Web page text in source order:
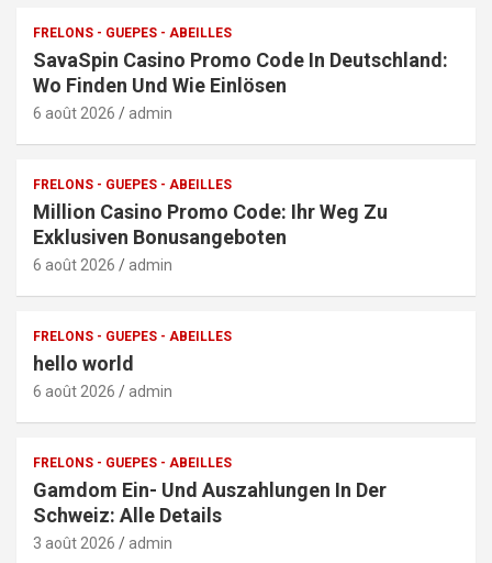
FRELONS - GUEPES - ABEILLES
SavaSpin Casino Promo Code In Deutschland:
Wo Finden Und Wie Einlösen
6 août 2026 admin
FRELONS - GUEPES - ABEILLES
Million Casino Promo Code: Ihr Weg Zu
Exklusiven Bonusangeboten
6 août 2026 admin
FRELONS - GUEPES - ABEILLES
hello world
6 août 2026 admin
FRELONS - GUEPES - ABEILLES
Gamdom Ein- Und Auszahlungen In Der
Schweiz: Alle Details
3 août 2026 admin